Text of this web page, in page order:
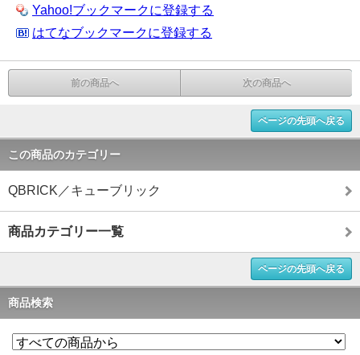
Yahoo!ブックマークに登録する
はてなブックマークに登録する
前の商品へ 次の商品へ
ページの先頭へ戻る
この商品のカテゴリー
QBRICK／キューブリック
商品カテゴリー一覧
ページの先頭へ戻る
商品検索